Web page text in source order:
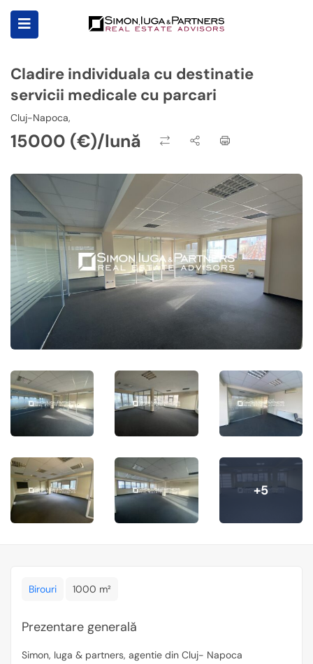
Cladire individuala cu destinatie
servicii medicale cu parcari
Cluj-Napoca,
15000 (€)/lună
+5
Birouri 1000 m²
Prezentare generală
Simon, Iuga & partners, agentie din Cluj- Napoca